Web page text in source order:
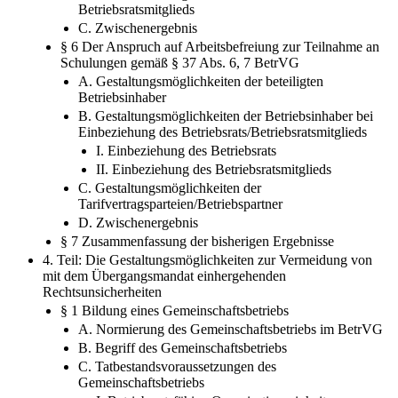
Betriebsratsmitglieds
C. Zwischenergebnis
§ 6 Der Anspruch auf Arbeitsbefreiung zur Teilnahme an
Schulungen gemäß § 37 Abs. 6, 7 BetrVG
A. Gestaltungsmöglichkeiten der beteiligten
Betriebsinhaber
B. Gestaltungsmöglichkeiten der Betriebsinhaber bei
Einbeziehung des Betriebsrats/Betriebsratsmitglieds
I. Einbeziehung des Betriebsrats
II. Einbeziehung des Betriebsratsmitglieds
C. Gestaltungsmöglichkeiten der
Tarifvertragsparteien/Betriebspartner
D. Zwischenergebnis
§ 7 Zusammenfassung der bisherigen Ergebnisse
4. Teil: Die Gestaltungsmöglichkeiten zur Vermeidung von
mit dem Übergangsmandat einhergehenden
Rechtsunsicherheiten
§ 1 Bildung eines Gemeinschaftsbetriebs
A. Normierung des Gemeinschaftsbetriebs im BetrVG
B. Begriff des Gemeinschaftsbetriebs
C. Tatbestandsvoraussetzungen des
Gemeinschaftsbetriebs